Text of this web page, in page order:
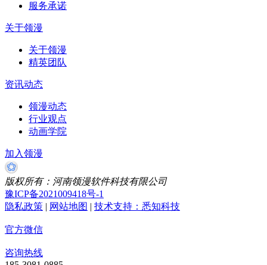
服务承诺
关于领漫
关于领漫
精英团队
资讯动态
领漫动态
行业观点
动画学院
加入领漫
版权所有：河南领漫软件科技有限公司
豫ICP备2021009418号-1
隐私政策 | 网站地图 | 技术支持：悉知科技
官方微信
咨询热线